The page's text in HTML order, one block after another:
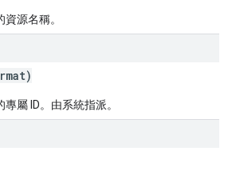
源名稱。
屬 ID。由系統指派。